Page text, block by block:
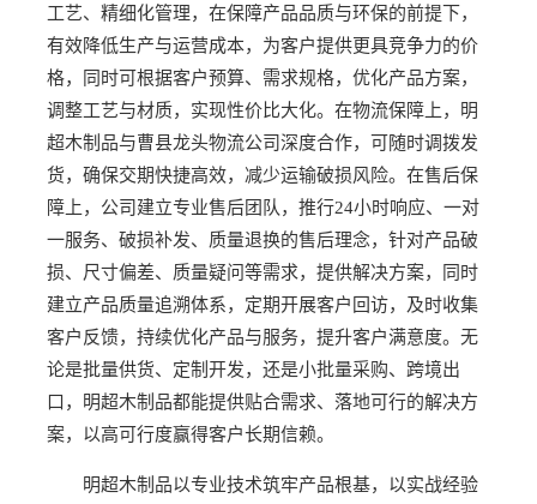
工艺、精细化管理，在保障产品品质与环保的前提下，
有效降低生产与运营成本，为客户提供更具竞争力的价
格，同时可根据客户预算、需求规格，优化产品方案，
调整工艺与材质，实现性价比大化。在物流保障上，明
超木制品与曹县龙头物流公司深度合作，可随时调拨发
货，确保交期快捷高效，减少运输破损风险。在售后保
障上，公司建立专业售后团队，推行24小时响应、一对
一服务、破损补发、质量退换的售后理念，针对产品破
损、尺寸偏差、质量疑问等需求，提供解决方案，同时
建立产品质量追溯体系，定期开展客户回访，及时收集
客户反馈，持续优化产品与服务，提升客户满意度。无
论是批量供货、定制开发，还是小批量采购、跨境出
口，明超木制品都能提供贴合需求、落地可行的解决方
案，以高可行度赢得客户长期信赖。
明超木制品以专业技术筑牢产品根基，以实战经验